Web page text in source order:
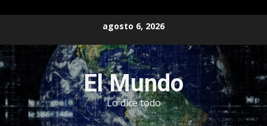
contenido
agosto 6, 2026
El Mundo
Lo dice todo